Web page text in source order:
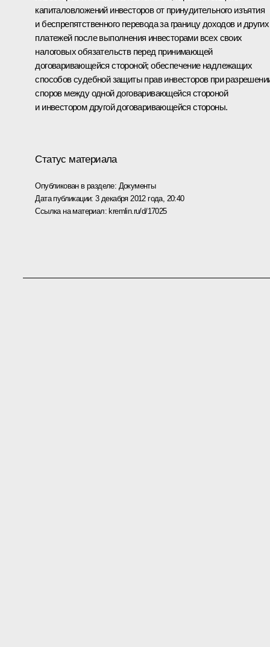
капиталовложений инвесторов от принудительного изъятия
и беспрепятственного перевода за границу доходов и других
платежей после выполнения инвесторами всех своих
налоговых обязательств перед принимающей
договаривающейся стороной; обеспечение надлежащих
способов судебной защиты прав инвесторов при
споров между одной договаривающейся стороной
и инвестором другой договаривающейся стороны.
Статус материала
Опубликован в разделе: Документы
Дата публикации:3 декабря 2012 года, 20:40
Ссылка на материал: kremlin.ru/d/17025